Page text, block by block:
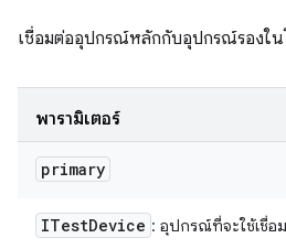
เชื่อมต่ออุปกรณ์หลักกับอุปกรณ์รองใ
พารามิเตอร์
primary
ITestDevice : อุปกรณ์ที่จะใช้เชื่อ